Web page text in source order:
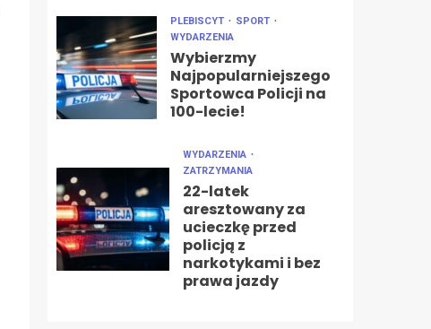
PLEBISCYT
SPORT
WYDARZENIA
Wybierzmy
Najpopularniejszego
Sportowca Policji na
100-lecie!
WYDARZENIA
ZATRZYMANIA
22-latek
aresztowany za
ucieczkę przed
policją z
narkotykami i bez
prawa jazdy